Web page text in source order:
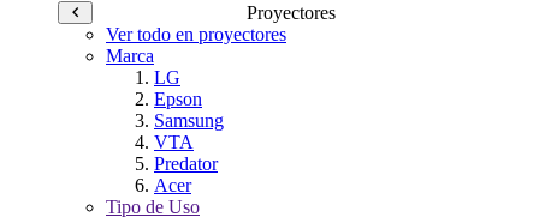
Proyectores
Ver todo en proyectores
Marca
LG
Epson
Samsung
VTA
Predator
Acer
Tipo de Uso